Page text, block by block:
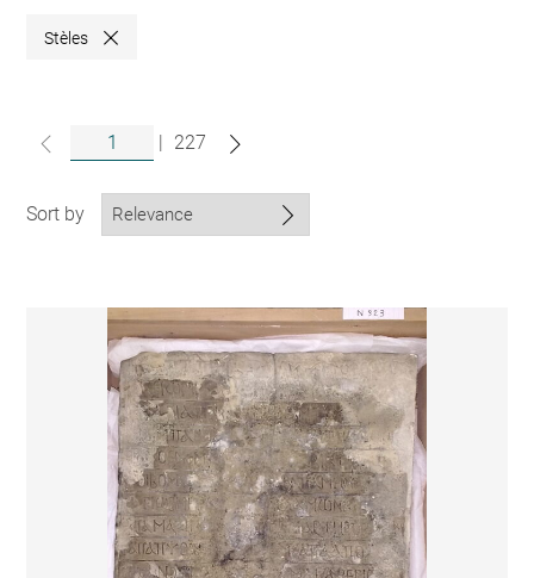
Stèles Close
227
Sort by